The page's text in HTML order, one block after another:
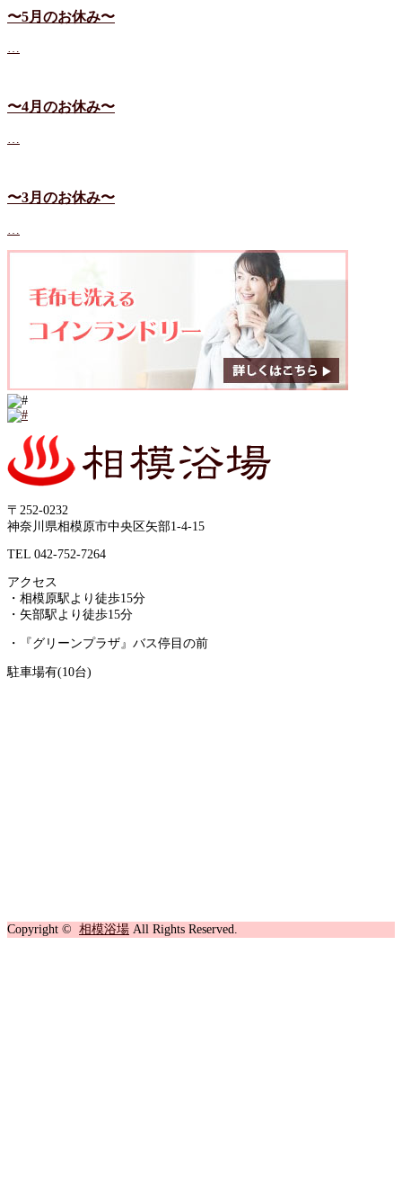
〜5月のお休み〜
…
〜4月のお休み〜
〜3月のお休み〜
〒252-0232
神奈川県相模原市中央区矢部1-4-15
TEL 042-752-7264
アクセス
・相模原駅より徒歩15分
・矢部駅より徒歩15分
・『グリーンプラザ』バス停目の前
駐車場有(10台)
Copyright © 相模浴場 All Rights Reserved.